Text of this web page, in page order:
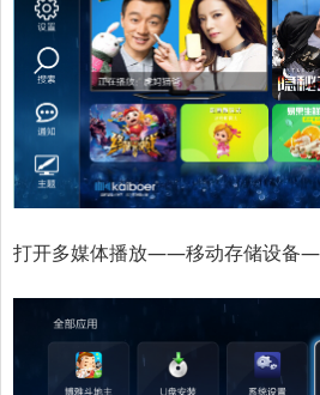
打开多媒体播放——移动存储设备